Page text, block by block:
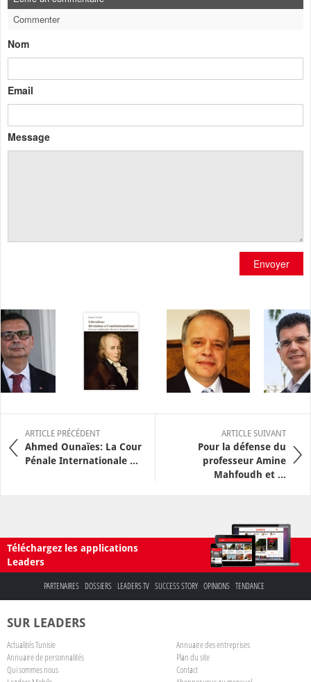
Commenter
Nom
Email
Message
Envoyer
ARTICLE PRÉCÉDENT
Ahmed Ounaïes: La Cour
Pénale Internationale ...
ARTICLE SUIVANT
Pour la défense du
professeur Amine
Mahfoudh et ...
Téléchargez les applications
Leaders
PARTENAIRES DOSSIERS LEADERS TV SUCCESS STORY OPINIONS TENDANCE
SUR LEADERS
Actualités Tunisie
Annuaire des entreprises
Annuaire de personnalités
Plan du site
Qui sommes nous
Contact